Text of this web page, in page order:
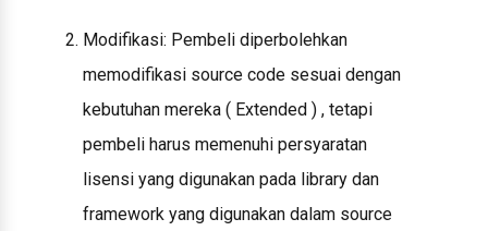
Modifikasi: Pembeli diperbolehkan
memodifikasi source code sesuai dengan
kebutuhan mereka ( Extended ) , tetapi
pembeli harus memenuhi persyaratan
lisensi yang digunakan pada library dan
framework yang digunakan dalam source